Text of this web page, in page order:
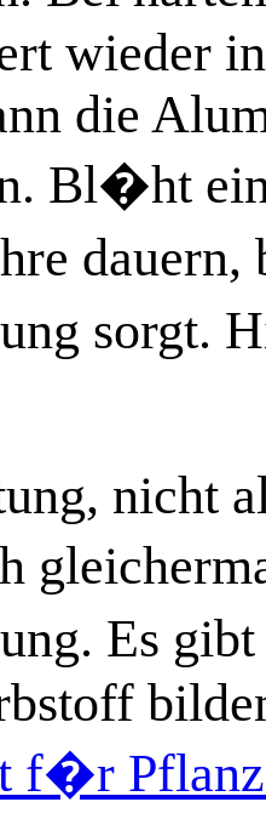
wieder
die
Bl�ht
sorgt.
nicht
Es gibt
f�r